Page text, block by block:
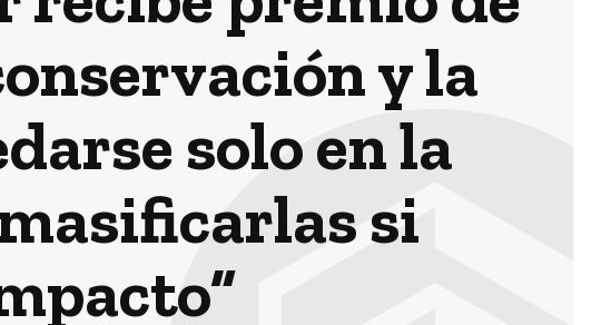
y la
solo en la
si